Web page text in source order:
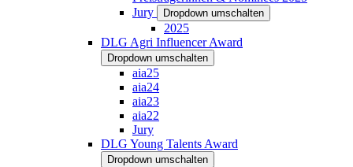
Jury
Dropdown umschalten
2025
DLG Agri Influencer Award
Dropdown umschalten
aia25
aia24
aia23
aia22
Jury
DLG Young Talents Award
Dropdown umschalten